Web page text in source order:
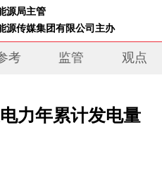
源局主管
源传媒集团有限公司主办
考 监管 观点
力年累计发电量